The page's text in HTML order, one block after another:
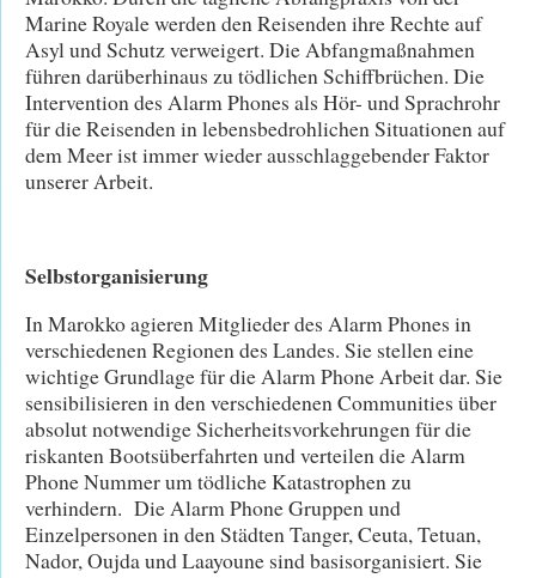
Marine Royale werden den Reisenden ihre Rechte auf
Asyl und Schutz verweigert. Die Abfangmaßnahmen
führen darüberhinaus zu tödlichen Schiffbrüchen. Die
Intervention des Alarm Phones als Hör- und Sprachrohr
für die Reisenden in lebensbedrohlichen Situationen auf
dem Meer ist immer wieder ausschlaggebender Faktor
unserer Arbeit.
Selbstorganisierung
In Marokko agieren Mitglieder des Alarm Phones in
verschiedenen Regionen des Landes. Sie stellen eine
wichtige Grundlage für die Alarm Phone Arbeit dar. Sie
sensibilisieren in den verschiedenen Communities über
absolut notwendige Sicherheitsvorkehrungen für die
riskanten Bootsüberfahrten und verteilen die Alarm
Phone Nummer um tödliche Katastrophen zu
verhindern. Die Alarm Phone Gruppen und
Einzelpersonen in den Städten Tanger, Ceuta, Tetuan,
Nador, Oujda und Laayoune sind basisorganisiert. Sie